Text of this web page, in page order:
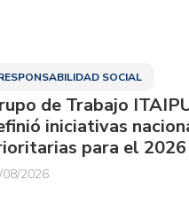
SOCIAL
de Trabajo
iniciativas
para el 2026
08/2026